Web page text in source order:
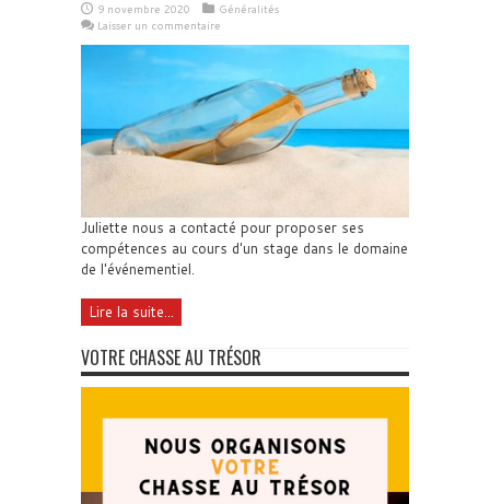
9 novembre 2020
Généralités
Laisser un commentaire
Juliette nous a contacté pour proposer ses
compétences au cours d'un stage dans le domaine
de l'événementiel.
Lire la suite...
VOTRE CHASSE AU TRÉSOR